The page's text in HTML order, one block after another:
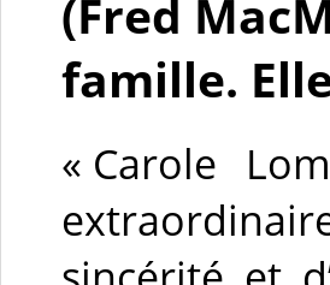
(Fred
famille.
« Carole